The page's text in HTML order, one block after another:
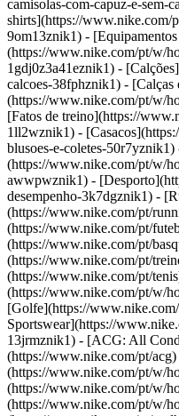
camisolas-com-capuz-e-sem-
shirts](https://www.nike.com/
9om13znik1) -
(https://www.nike.com/pt/w/
1gdj0z3a41eznik1) -
calcoes-38fphznik1) - [Calças
(https://www.nike.com/pt/w/
[Fatos de treino](https://
1ll2wznik1) -
blusoes-e-coletes-
(https://www.nike.com/pt/w/
awwpwznik1) -
desempenho-3k7dgznik1) -
(https://www.nike.com/pt/
(https://www.nike.com/pt/
(https://www.nike.com/pt/
(https://www.nike.com/pt/
(https://www.nike.com/pt/
(https://www.nike.com/pt/w/
[Golfe](https://
Sportswear](https://
13jrmznik1) - [ACG: All
(https://www.nike.com/pt/
(https://www.nike.com/pt/w/
(https://www.nike.com/pt/w/
(https://www.nike.com/pt/w/